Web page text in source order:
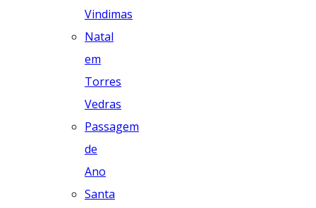
Vindimas
Natal
em
Torres
Vedras
Passagem
de
Ano
Santa